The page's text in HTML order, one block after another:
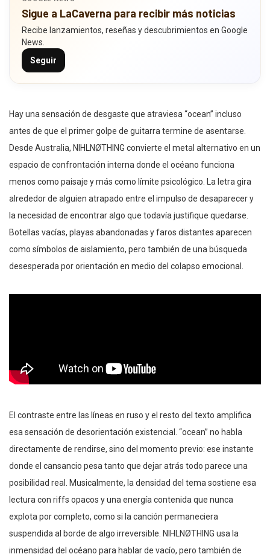
Sigue a LaCaverna para recibir más noticias
Recibe lanzamientos, reseñas y descubrimientos en Google
News.
Seguir
Hay una sensación de desgaste que atraviesa “ocean” incluso
antes de que el primer golpe de guitarra termine de asentarse.
Desde Australia, NIHLNØTHING convierte el metal alternativo en un
espacio de confrontación interna donde el océano funciona
menos como paisaje y más como límite psicológico. La letra gira
alrededor de alguien atrapado entre el impulso de desaparecer y
la necesidad de encontrar algo que todavía justifique quedarse.
Botellas vacías, playas abandonadas y faros distantes aparecen
como símbolos de aislamiento, pero también de una búsqueda
desesperada por orientación en medio del colapso emocional.
El contraste entre las líneas en ruso y el resto del texto amplifica
esa sensación de desorientación existencial. “ocean” no habla
directamente de rendirse, sino del momento previo: ese instante
donde el cansancio pesa tanto que dejar atrás todo parece una
posibilidad real. Musicalmente, la densidad del tema sostiene esa
lectura con riffs opacos y una energía contenida que nunca
explota por completo, como si la canción permaneciera
suspendida al borde de algo irreversible. NIHLNØTHING usa la
inmensidad del océano para hablar de vacío, pero también de